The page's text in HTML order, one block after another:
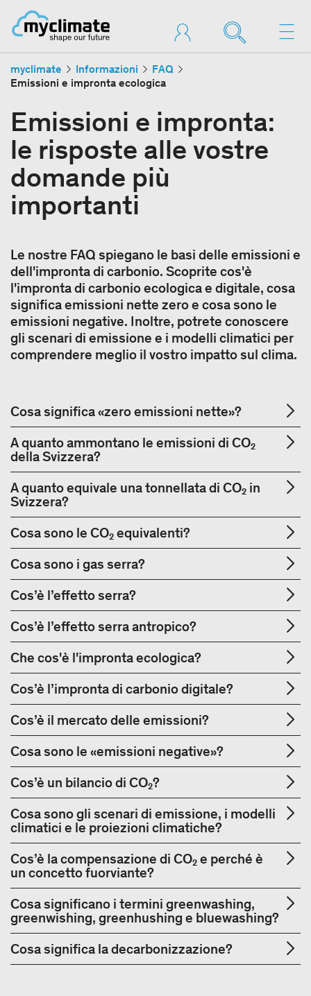
myclimate Informazioni
FAQ
Emissioni e impronta ecologica
Emissioni e impronta:
le risposte alle vostre
domande più
importanti
Le nostre FAQ spiegano le basi delle emissioni e
dell'impronta di carbonio. Scoprite cos'è
l'impronta di carbonio ecologica e digitale, cosa
significa emissioni nette zero e cosa sono le
emissioni negative. Inoltre, potrete conoscere
gli scenari di emissione e i modelli climatici per
comprendere meglio il vostro impatto sul clima.
Cosa significa «zero emissioni nette»?
A quanto ammontano le emissioni di CO₂
della Svizzera?
A quanto equivale una tonnellata di CO₂ in
Svizzera?
Cosa sono le CO₂ equivalenti?
Cosa sono i gas serra?
Cos’è l’effetto serra?
Cos’è l’effetto serra antropico?
Che cos'è l'impronta ecologica?
Cos’è l’impronta di carbonio digitale?
Cos’è il mercato delle emissioni?
Cosa sono le «emissioni negative»?
Cos’è un bilancio di CO₂?
Cosa sono gli scenari di emissione, i modelli
climatici e le proiezioni climatiche?
Cos’è la compensazione di CO₂ e perché è
un concetto fuorviante?
Cosa significano i termini greenwashing,
greenwishing, greenhushing e bluewashing?
Cosa significa la decarbonizzazione?